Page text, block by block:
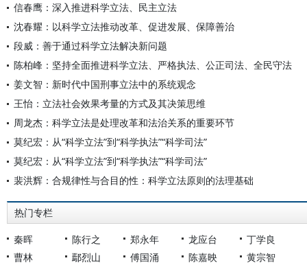
信春鹰：深入推进科学立法、民主立法
沈春耀：以科学立法推动改革、促进发展、保障善治
段威：善于通过科学立法解决新问题
陈柏峰：坚持全面推进科学立法、严格执法、公正司法、全民守法
姜文智：新时代中国刑事立法中的系统观念
王怡：立法社会效果考量的方式及其决策思维
周龙杰：科学立法是处理改革和法治关系的重要环节
莫纪宏：从“科学立法”到“科学执法”“科学司法”
莫纪宏：从“科学立法”到“科学执法”“科学司法”
裴洪辉：合规律性与合目的性：科学立法原则的法理基础
热门专栏
秦晖 陈行之 郑永年 龙应台
丁学良
曹林
鄢烈山 傅国涌 陈嘉映 黄宗智